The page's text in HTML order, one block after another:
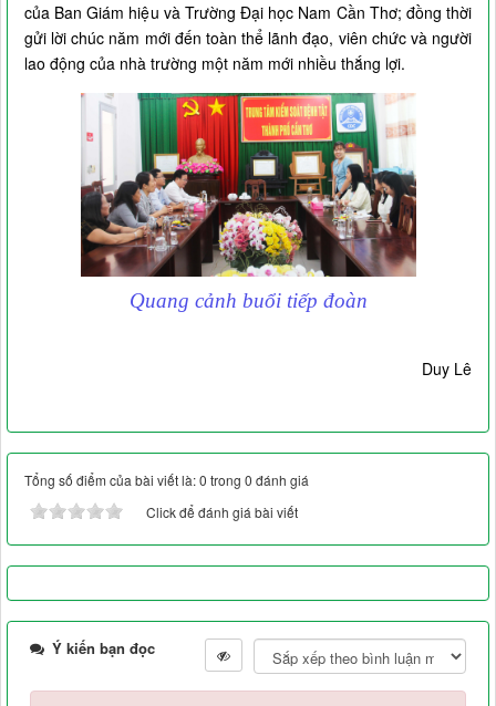
của Ban Giám hiệu và Trường Đại học Nam Cần Thơ; đồng thời
gửi lời chúc năm mới đến toàn thể lãnh đạo, viên chức và người
lao động của nhà trường một năm mới nhiều thắng lợi.
Quang cảnh buổi tiếp đoàn
Duy Lê
Tổng số điểm của bài viết là: 0 trong 0 đánh giá
Click để đánh giá bài viết
Ý kiến bạn đọc